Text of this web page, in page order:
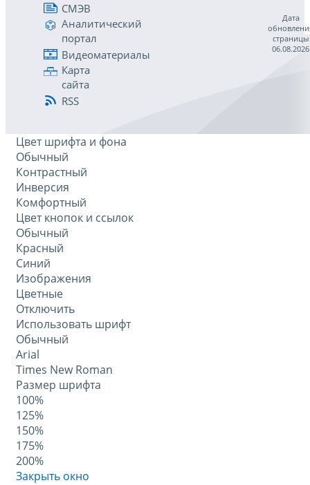
СМЭВ
Аналитический
портал
Видеоматериалы
Карта
сайта
RSS
Дата
страницы
06.08.2026
Цвет шрифта и фона
Обычный
Контрастный
Инверсия
Комфортный
Цвет кнопок и ссылок
Обычный
Красный
Синий
Изображения
Цветные
Отключить
Использовать шрифт
Обычный
Arial
Times New Roman
Размер шрифта
100%
125%
150%
175%
200%
Закрыть окно